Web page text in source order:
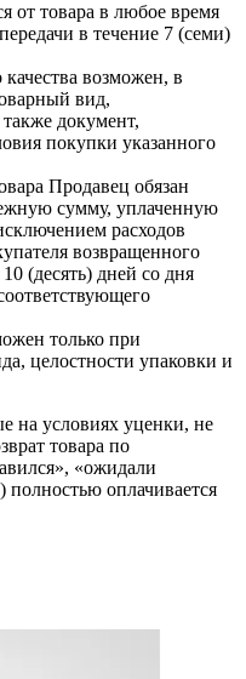
от товара в любое время
в течение 7 (семи)
возможен, в
вид,
также документ,
покупки указанного
Продавец обязан
сумму, уплаченную
расходов
возвращенного
(десять) дней со дня
только при
целостности упаковки и
на условиях уценки, не
товара по
«ожидали
полностью оплачивается